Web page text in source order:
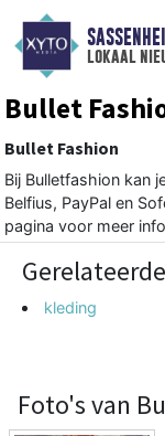
lokaal
Bullet
Bullet Fashion
Bij Bulletfashion kan
Belfius, PayPal en
pagina voor meer
kleding
Foto's van